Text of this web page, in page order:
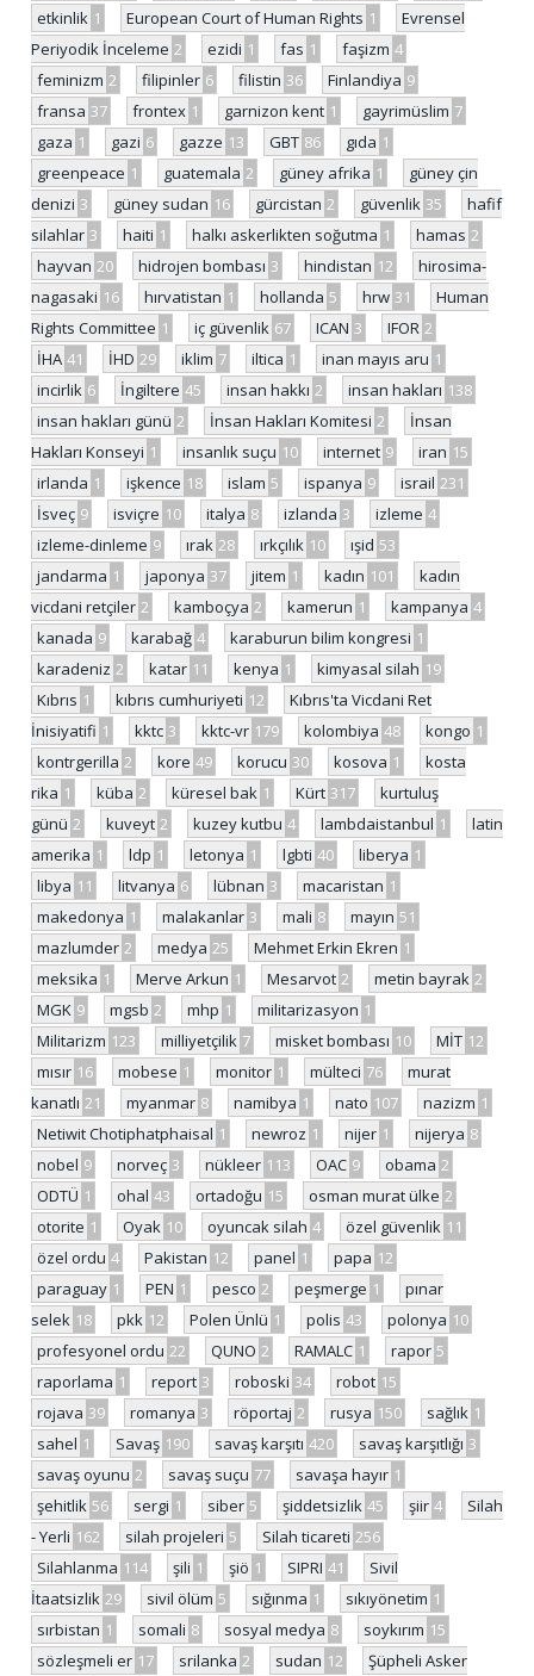
etkinlik 1 European Court of Human Rights 1
Evrensel
Periyodik İnceleme 2 ezidi 1 fas 1 faşizm 4
feminizm 2 filipinler 6 filistin 36 Finlandiya 9
fransa 37 frontex 1 garnizon kent 1 gayrimüslim 7
gaza 1 gazi 6 gazze 13 GBT 86 gıda 1
greenpeace 1 guatemala 2 güney afrika 1
güney çin
denizi 3 güney sudan 16 gürcistan 2 güvenlik 35
hafif
silahlar 3 haiti 1 halkı askerlikten soğutma 1 hamas 2
hayvan 20 hidrojen bombası 3 hindistan 12
hirosima-
nagasaki 16 hırvatistan 1 hollanda 5 hrw 31
Human
Rights Committee 1 iç güvenlik 67 ICAN 3 IFOR 2
İHA 41 İHD 29 iklim 7 iltica 1 inan mayıs aru 1
incirlik 6 İngiltere 45 insan hakkı 2 insan hakları 138
insan hakları günü 2 İnsan Hakları Komitesi 2
İnsan
Hakları Konseyi 1 insanlık suçu 10 internet 9 iran 15
irlanda 1 işkence 18 islam 5 ispanya 9 israil 231
İsveç 9 isviçre 10 italya 8 izlanda 3 izleme 4
izleme-dinleme 9 ırak 28 ırkçılık 10 ışid 53
jandarma 1 japonya 37 jitem 1 kadın 101
kadın
vicdani retçiler 2 kamboçya 2 kamerun 1 kampanya 4
kanada 9 karabağ 4 karaburun bilim kongresi 1
karadeniz 2 katar 11 kenya 1 kimyasal silah 19
Kıbrıs 1 kıbrıs cumhuriyeti 12
Kıbrıs'ta Vicdani Ret
İnisiyatifi 1 kktc 3 kktc-vr 179 kolombiya 48 kongo 1
kontrgerilla 2 kore 49 korucu 30 kosova 1
kosta
rika 1 küba 2 küresel bak 1 Kürt 317
kurtuluş
günü 2 kuveyt 2 kuzey kutbu 4 lambdaistanbul 1
latin
amerika 1 ldp 1 letonya 1 lgbti 40 liberya 1
libya 11 litvanya 6 lübnan 3 macaristan 1
makedonya 1 malakanlar 3 mali 8 mayın 51
mazlumder 2 medya 25 Mehmet Erkin Ekren 1
meksika 1 Merve Arkun 1 Mesarvot 2 metin bayrak 2
MGK 9 mgsb 2 mhp 1 militarizasyon 1
Militarizm 123 milliyetçilik 7 misket bombası 10 MİT 12
mısır 16 mobese 1 monitor 1 mülteci 76
murat
kanatlı 21 myanmar 8 namibya 1 nato 107 nazizm 1
Netiwit Chotiphatphaisal 1 newroz 1 nijer 1 nijerya 8
nobel 9 norveç 3 nükleer 113 OAC 9 obama 2
ODTÜ 1 ohal 43 ortadoğu 15 osman murat ülke 2
otorite 1 Oyak 10 oyuncak silah 4 özel güvenlik 11
özel ordu 4 Pakistan 12 panel 1 papa 12
paraguay 1 PEN 1 pesco 2 peşmerge 1
pınar
selek 18 pkk 12 Polen Ünlü 1 polis 43 polonya 10
profesyonel ordu 22 QUNO 2 RAMALC 1 rapor 5
raporlama 1 report 3 roboski 34 robot 15
rojava 39 romanya 3 röportaj 2 rusya 150 sağlık 1
sahel 1 Savaş 190 savaş karşıtı 420 savaş karşıtlığı 3
savaş oyunu 2 savaş suçu 77 savaşa hayır 1
şehitlik 56 sergi 1 siber 5 şiddetsizlik 45 şiir 4
Silah
- Yerli 162 silah projeleri 5 Silah ticareti 256
Silahlanma 114 şili 1 şiö 1 SIPRI 41
Sivil
İtaatsizlik 29 sivil ölüm 5 sığınma 1 sıkıyönetim 1
sırbistan 1 somali 8 sosyal medya 8 soykırım 15
sözleşmeli er 17 srilanka 2 sudan 12
Şüpheli Asker